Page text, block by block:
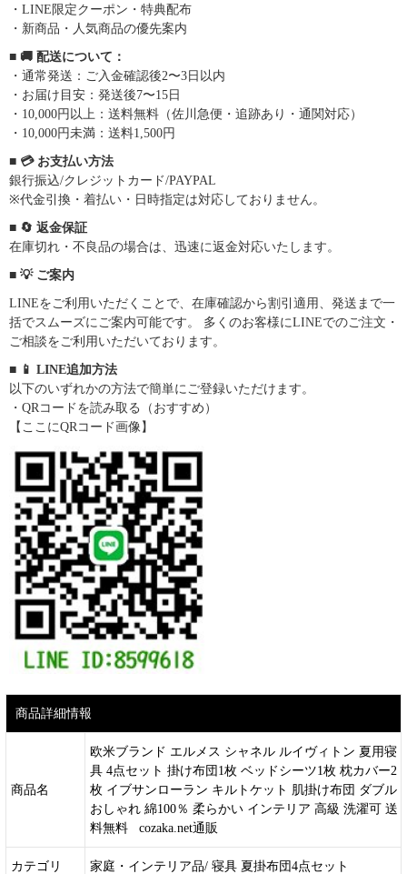
・LINE限定クーポン・特典配布
・新商品・人気商品の優先案内
■ 🚚 配送について：
・通常発送：ご入金確認後2〜3日以内
・お届け目安：発送後7〜15日
・10,000円以上：送料無料（佐川急便・追跡あり・通関対応）
・10,000円未満：送料1,500円
■ 💳 お支払い方法
銀行振込/クレジットカード/PAYPAL
※代金引換・着払い・日時指定は対応しておりません。
■ 🔄 返金保証
在庫切れ・不良品の場合は、迅速に返金対応いたします。
■ 💡 ご案内
LINEをご利用いただくことで、在庫確認から割引適用、発送まで一
括でスムーズにご案内可能です。 多くのお客様にLINEでのご注文・
ご相談をご利用いただいております。
■ 📱 LINE追加方法
以下のいずれかの方法で簡単にご登録いただけます。
・QRコードを読み取る（おすすめ）
【ここにQRコード画像】
商品詳細情報
商品名
欧米ブランド エルメス シャネル ルイヴィトン 夏用寝
具 4点セット 掛け布団1枚 ベッドシーツ1枚 枕カバー2
枚 イブサンローラン キルトケット 肌掛け布団 ダブル
おしゃれ 綿100％ 柔らかい インテリア 高級 洗濯可 送
料無料 cozaka.net通販
カテゴリ 家庭・インテリア品/ 寝具 夏掛布団4点セット